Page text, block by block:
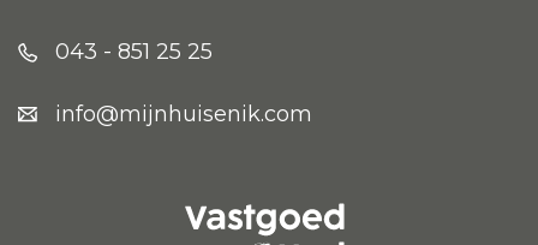
043 - 851 25 25
info@mijnhuisenik.com